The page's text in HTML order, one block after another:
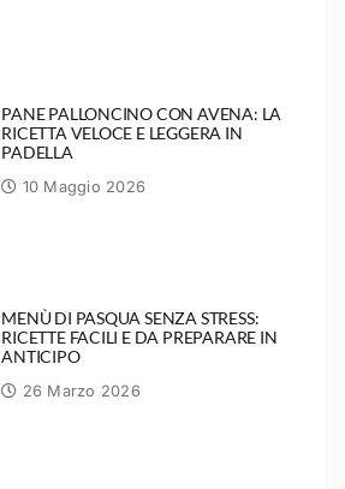
PANE PALLONCINO CON AVENA: LA
RICETTA VELOCE E LEGGERA IN
PADELLA
10 Maggio 2026
MENÙ DI PASQUA SENZA STRESS:
RICETTE FACILI E DA PREPARARE IN
ANTICIPO
26 Marzo 2026